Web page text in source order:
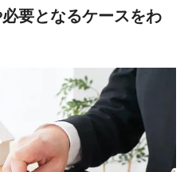
要となるケースをわ